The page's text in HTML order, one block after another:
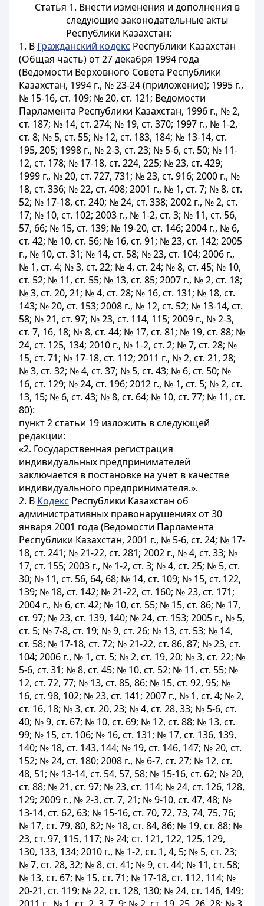
Статья 1. Внести изменения и дополнения в
следующие законодательные акты
Республики Казахстан:
1. В Гражданский кодекс Республики Казахстан
(Общая часть) от 27 декабря 1994 года
(Ведомости Верховного Совета Республики
Казахстан, 1994 г., № 23-24 (приложение); 1995 г.,
№ 15-16, ст. 109; № 20, ст. 121; Ведомости
Парламента Республики Казахстан, 1996 г., № 2,
ст. 187; № 14, ст. 274; № 19, ст. 370; 1997 г., № 1-2,
ст. 8; № 5, ст. 55; № 12, ст. 183, 184; № 13-14, ст.
195, 205; 1998 г., № 2-3, ст. 23; № 5-6, ст. 50; № 11-
12, ст. 178; № 17-18, ст. 224, 225; № 23, ст. 429;
1999 г., № 20, ст. 727, 731; № 23, ст. 916; 2000 г., №
18, ст. 336; № 22, ст. 408; 2001 г., № 1, ст. 7; № 8, ст.
52; № 17-18, ст. 240; № 24, ст. 338; 2002 г., № 2, ст.
17; № 10, ст. 102; 2003 г., № 1-2, ст. 3; № 11, ст. 56,
57, 66; № 15, ст. 139; № 19-20, ст. 146; 2004 г., № 6,
ст. 42; № 10, ст. 56; № 16, ст. 91; № 23, ст. 142; 2005
г., № 10, ст. 31; № 14, ст. 58; № 23, ст. 104; 2006 г.,
№ 1, ст. 4; № 3, ст. 22; № 4, ст. 24; № 8, ст. 45; № 10,
ст. 52; № 11, ст. 55; № 13, ст. 85; 2007 г., № 2, ст. 18;
№ 3, ст. 20, 21; № 4, ст. 28; № 16, ст. 131; № 18, ст.
143; № 20, ст. 153; 2008 г., № 12, ст. 52; № 13-14, ст.
58; № 21, ст. 97; № 23, ст. 114, 115; 2009 г., № 2-3,
ст. 7, 16, 18; № 8, ст. 44; № 17, ст. 81; № 19, ст. 88; №
24, ст. 125, 134; 2010 г., № 1-2, ст. 2; № 7, ст. 28; №
15, ст. 71; № 17-18, ст. 112; 2011 г., № 2, ст. 21, 28;
№ 3, ст. 32; № 4, ст. 37; № 5, ст. 43; № 6, ст. 50; №
16, ст. 129; № 24, ст. 196; 2012 г., № 1, ст. 5; № 2, ст.
13, 15; № 6, ст. 43; № 8, ст. 64; № 10, ст. 77; № 11, ст.
80):
пункт 2 статьи 19 изложить в следующей
редакции:
«2. Государственная регистрация
индивидуальных предпринимателей
заключается в постановке на учет в качестве
индивидуального предпринимателя.».
2. В Кодекс Республики Казахстан об
административных правонарушениях от 30
января 2001 года (Ведомости Парламента
Республики Казахстан, 2001 г., № 5-6, ст. 24; № 17-
18, ст. 241; № 21-22, ст. 281; 2002 г., № 4, ст. 33; №
17, ст. 155; 2003 г., № 1-2, ст. 3; № 4, ст. 25; № 5, ст.
30; № 11, ст. 56, 64, 68; № 14, ст. 109; № 15, ст. 122,
139; № 18, ст. 142; № 21-22, ст. 160; № 23, ст. 171;
2004 г., № 6, ст. 42; № 10, ст. 55; № 15, ст. 86; № 17,
ст. 97; № 23, ст. 139, 140; № 24, ст. 153; 2005 г., № 5,
ст. 5; № 7-8, ст. 19; № 9, ст. 26; № 13, ст. 53; № 14,
ст. 58; № 17-18, ст. 72; № 21-22, ст. 86, 87; № 23, ст.
104; 2006 г., № 1, ст. 5; № 2, ст. 19, 20; № 3, ст. 22; №
5-6, ст. 31; № 8, ст. 45; № 10, ст. 52; № 11, ст. 55; №
12, ст. 72, 77; № 13, ст. 85, 86; № 15, ст. 92, 95; №
16, ст. 98, 102; № 23, ст. 141; 2007 г., № 1, ст. 4; № 2,
ст. 16, 18; № 3, ст. 20, 23; № 4, ст. 28, 33; № 5-6, ст.
40; № 9, ст. 67; № 10, ст. 69; № 12, ст. 88; № 13, ст.
99; № 15, ст. 106; № 16, ст. 131; № 17, ст. 136, 139,
140; № 18, ст. 143, 144; № 19, ст. 146, 147; № 20, ст.
152; № 24, ст. 180; 2008 г., № 6-7, ст. 27; № 12, ст.
48, 51; № 13-14, ст. 54, 57, 58; № 15-16, ст. 62; № 20,
ст. 88; № 21, ст. 97; № 23, ст. 114; № 24, ст. 126, 128,
129; 2009 г., № 2-3, ст. 7, 21; № 9-10, ст. 47, 48; №
13-14, ст. 62, 63; № 15-16, ст. 70, 72, 73, 74, 75, 76;
№ 17, ст. 79, 80, 82; № 18, ст. 84, 86; № 19, ст. 88; №
23, ст. 97, 115, 117; № 24; ст. 121, 122, 125, 129,
130, 133, 134; 2010 г., № 1-2, ст. 1, 4, 5; № 5, ст. 23;
№ 7, ст. 28, 32; № 8, ст. 41; № 9, ст. 44; № 11, ст. 58;
№ 13, ст. 67; № 15, ст. 71; № 17-18, ст. 112, 114; №
20-21, ст. 119; № 22, ст. 128, 130; № 24, ст. 146, 149;